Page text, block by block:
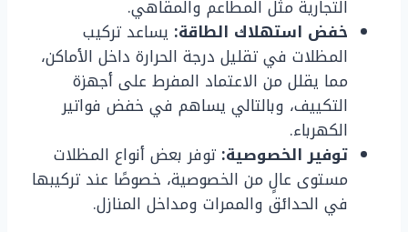
التجارية مثل المطاعم والمقاهي.
خفض استهلاك الطاقة: يساعد تركيب
المظلات في تقليل درجة الحرارة داخل الأماكن،
مما يقلل من الاعتماد المفرط على أجهزة
التكييف، وبالتالي يساهم في خفض فواتير
الكهرباء.
توفير الخصوصية: توفر بعض أنواع المظلات
مستوى عالٍ من الخصوصية، خصوصًا عند تركيبها
في الحدائق والممرات ومداخل المنازل.